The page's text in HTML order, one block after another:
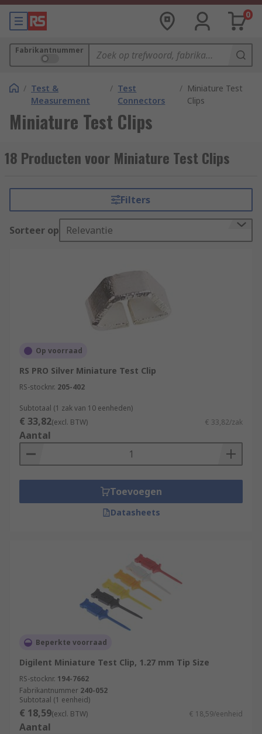
0
Fabrikantnummer
/ Test &
Measurement
/ Test
Connectors
/ Miniature Test
Clips
Miniature Test Clips
18 Producten voor Miniature Test Clips
Filters
Sorteer op Relevantie
Op voorraad
RS PRO Silver Miniature Test Clip
RS-stocknr. 205-402
Subtotaal (1 zak van 10 eenheden)
€ 33,82(excl. BTW) € 33,82/zak
Aantal
Toevoegen
Datasheets
Beperkte voorraad
Digilent Miniature Test Clip, 1.27 mm Tip Size
RS-stocknr. 194-7662
Fabrikantnummer 240-052
Subtotaal (1 eenheid)
€ 18,59(excl. BTW) € 18,59/eenheid
Aantal